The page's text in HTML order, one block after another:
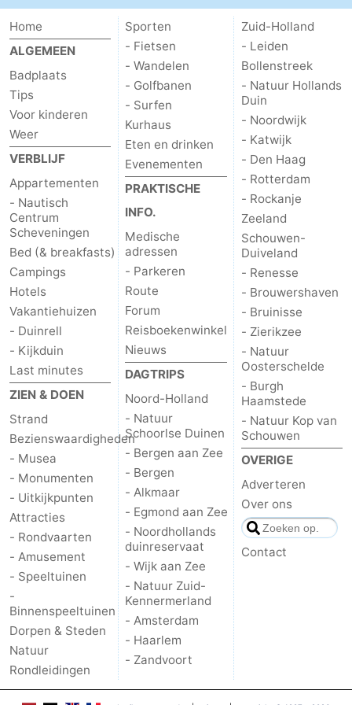
Home
ALGEMEEN
Badplaats
Tips
Voor kinderen
Weer
VERBLIJF
Appartementen
- Nautisch
Centrum
Scheveningen
Bed (& breakfasts)
Campings
Hotels
Vakantiehuizen
- Duinrell
- Kijkduin
Last minutes
ZIEN & DOEN
Strand
Bezienswaardigheden
- Musea
- Monumenten
- Uitkijkpunten
Attracties
- Rondvaarten
- Amusement
- Speeltuinen
-
Binnenspeeltuinen
Dorpen & Steden
Natuur
Rondleidingen
Sporten
- Fietsen
- Wandelen
- Golfbanen
- Surfen
Kurhaus
Eten en drinken
Evenementen
PRAKTISCHE
INFO.
Medische
adressen
- Parkeren
Route
Forum
Reisboekenwinkel
Nieuws
DAGTRIPS
Noord-Holland
- Natuur
Schoorlse Duinen
- Bergen aan Zee
- Bergen
- Alkmaar
- Egmond aan Zee
- Noordhollands
duinreservaat
- Wijk aan Zee
- Natuur Zuid-
Kennermerland
- Amsterdam
- Haarlem
- Zandvoort
Zuid-Holland
- Leiden
Bollenstreek
- Natuur Hollands
Duin
- Noordwijk
- Katwijk
- Den Haag
- Rotterdam
- Rockanje
Zeeland
Schouwen-
Duiveland
- Renesse
- Brouwershaven
- Bruinisse
- Zierikzee
- Natuur
Oosterschelde
- Burgh
Haamstede
- Natuur Kop van
Schouwen
OVERIGE
Adverteren
Over ons
Contact